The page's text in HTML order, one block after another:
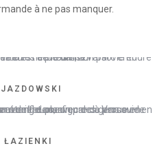
à ne pas manquer.
ŁAZIENKI